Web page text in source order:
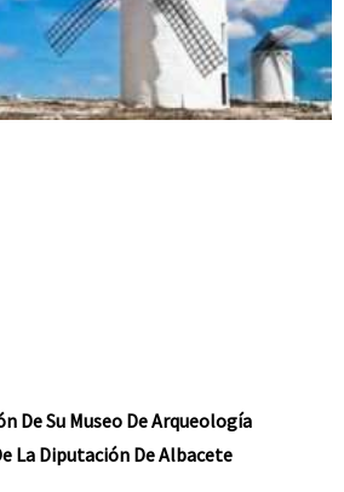
De Su Museo De Arqueología
La Diputación De Albacete